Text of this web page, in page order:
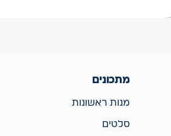
מתכונים
מנות ראשונות
סלטים